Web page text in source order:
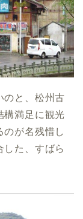
のと、松州古
構満足に観光
のが名残惜し
した、すばら